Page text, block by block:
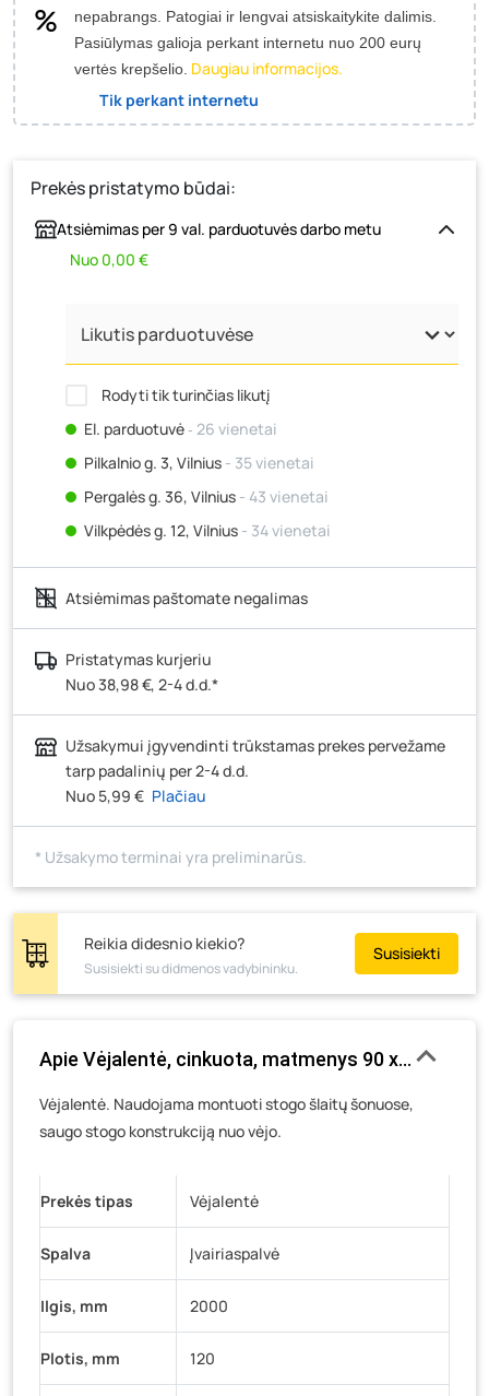
nepabrangs. Patogiai ir lengvai atsiskaitykite dalimis.
Pasiūlymas galioja perkant internetu nuo 200 eurų
vertės krepšelio. Daugiau informacijos.
Tik perkant internetu
Prekės pristatymo būdai:
Atsiėmimas per 9 val. parduotuvės darbo metu
Nuo 0,00 €
Rodyti tik turinčias likutį
El. parduotuvė‐ 26 vienetai
Pilkalnio g. 3, Vilnius - 35 vienetai
Pergalės g. 36, Vilnius - 43 vienetai
Vilkpėdės g. 12, Vilnius - 34 vienetai
Ateities g. 15, Vilnius- 20 vienetų
Kauno r., Narsiečių k., Vytauto g. 183, Kaunas
vienetai
Šilutės pl. 83A, Klaipėda
Pramonės g. 7, Šiauliai
Santaikos g. 26B, Alytus - 17 vienetų
J. Basanavičiaus g. 6, Utena
Novočėbės k. 3, Kėdainiai- 26 vienetai
Kauno g. 160, Marijampolė- 36 vienetai
Skuodo g. 41, Mažeikiai- 28 vienetai
Žemaičių g. 2, Raseiniai- 13 vienetų
Pramonės g. 6E, Šilutė- 31 vienetas
Luokės g. 82, Telšiai- 43 vienetai
Veteranų g. 11, Visaginas - 34 vienetai
Baravykų g. 1, Druskininkai- 33 vienetai
K. Donelaičio g. 17, Rokiškis
Šaltupės g. 64, Zarasai- 22 vienetai
Atsiėmimas paštomate negalimas
Pristatymas kurjeriu
Nuo 38,98 €, 2-4 d.d.*
Užsakymui įgyvendinti trūkstamas prekes pervežame
tarp padalinių per 2-4 d.d.
Nuo 5,99 € Plačiau
* Užsakymo terminai yra preliminarūs.
Reikia didesnio kiekio?
Susisiekti su didmenos vadybininku.
Susisiekti
Apie Vėjalentė, cinkuota, matmenys 90 x 120 x
Vėjalentė. Naudojama montuoti stogo šlaitų šonuose,
saugo stogo konstrukciją nuo vėjo.
Prekės tipas Vėjalentė
Spalva Įvairiaspalvė
Ilgis, mm 2000
Plotis, mm 120